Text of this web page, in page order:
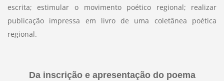
escrita; estimular o movimento poético regional; realizar
publicação impressa em livro de uma coletânea poética
regional.
Da inscrição e apresentação do poema